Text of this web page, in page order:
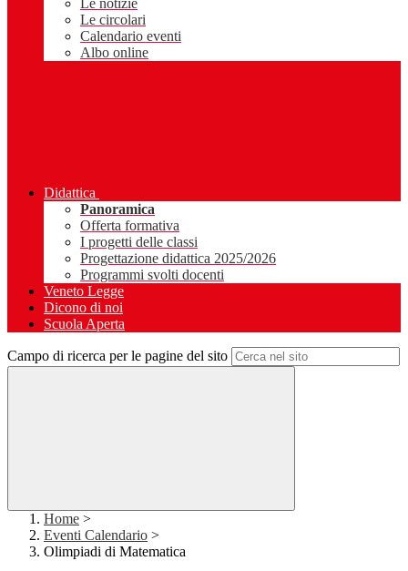
Le notizie
Le circolari
Calendario eventi
Albo online
Didattica
Panoramica
Offerta formativa
I progetti delle classi
Progettazione didattica 2025/2026
Programmi svolti docenti
Veneto Legge
Dicono di noi
Scuola Aperta
Campo di ricerca per le pagine del sito
Home >
Eventi Calendario >
Olimpiadi di Matematica